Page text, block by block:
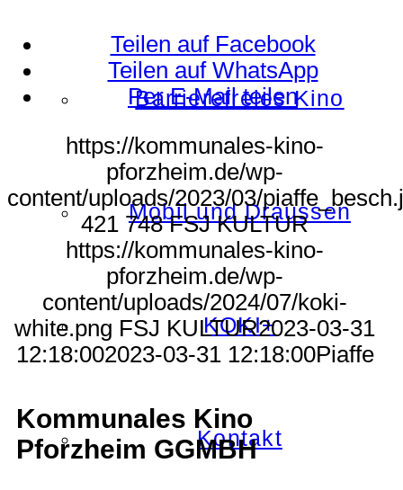
Barrierefreies Kino
Mobil und Draussen
KOKI+
Kontakt
Teilen auf Facebook
Teilen auf WhatsApp
Per E-Mail teilen
https://kommunales-kino-
pforzheim.de/wp-
content/uploads/2023/03/
421 748 FSJ KULTUR
https://kommunales-kino-
pforzheim.de/wp-
content/uploads/2024/07/koki-
white.png FSJ KULTUR2023-03-31
12:18:002023-03-31 12:18:00Piaffe
Kommunales Kino
Pforzheim GGMBH